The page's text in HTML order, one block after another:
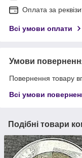
Оплата за
Всі умови оплати
Умови
Повернення товару
Всі умови
Подібні товари